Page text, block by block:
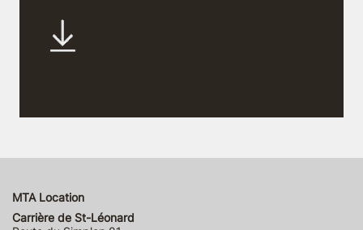
MTA Location
Carrière de St-Léonard